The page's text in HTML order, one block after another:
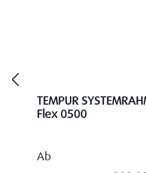
TEMPUR
Flex 0500
Regulärer Preis:
Ab